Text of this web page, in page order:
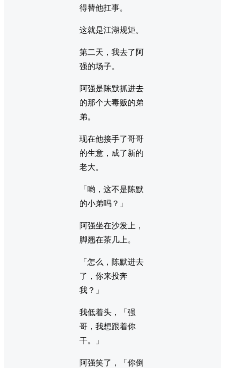
得替他扛事。
这就是江湖规矩。
第二天，我去了阿
强的场子。
阿强是陈默抓进去
的那个大毒贩的弟
弟。
现在他接手了哥哥
的生意，成了新的
老大。
「哟，这不是陈默
的小弟吗？」
阿强坐在沙发上，
脚翘在茶几上。
「怎么，陈默进去
了，你来投奔
我？」
我低着头，「强
哥，我想跟着你
干。」
阿强笑了，「你倒